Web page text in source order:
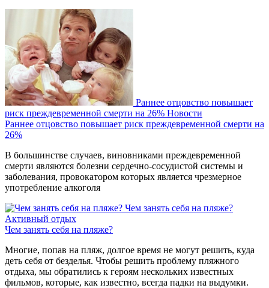
Раннее отцовство повышает
риск преждевременной смерти на 26% Новости
Раннее отцовство повышает риск преждевременной смерти на
26%
В большинстве случаев, виновниками преждевременной
смерти являются болезни сердечно-сосудистой системы и
заболевания, провокатором которых является чрезмерное
употребление алкоголя
Чем занять себя на пляже?
Активный отдых
Чем занять себя на пляже?
Многие, попав на пляж, долгое время не могут решить, куда
деть себя от безделья. Чтобы решить проблему пляжного
отдыха, мы обратились к героям нескольких известных
фильмов, которые, как известно, всегда падки на выдумки.